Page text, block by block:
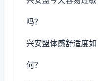
吗？
兴安盟体感舒适度如
何？